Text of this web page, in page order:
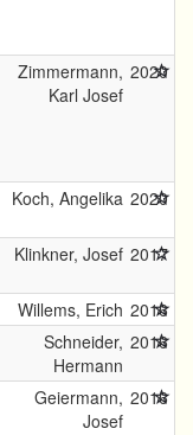
Zimmermann,
Karl Josef
2020
Koch, Angelika 2020
Klinkner, Josef 2017
Willems, Erich 2016
Schneider,
Hermann
2016
Geiermann,
Josef
2016